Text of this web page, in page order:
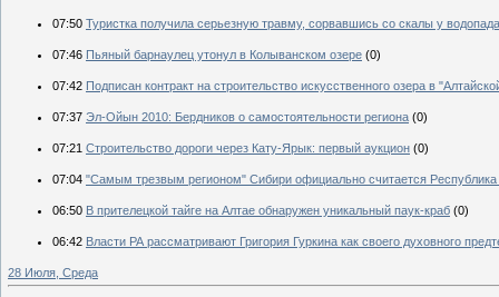
07:50 Туристка получила серьезную травму, сорвавшись со скалы у
07:46 Пьяный барнаулец утонул в Колыванском озере (0)
07:42 Подписан контракт на строительство искусственного озера в
07:37 Эл-Ойын 2010: Бердников о самостоятельности региона (0)
07:21 Строительство дороги через Кату-Ярык: первый аукцион (0)
07:04 "Самым трезвым регионом" Сибири официально считается Республика
06:50 В прителецкой тайге на Алтае обнаружен уникальный паук-краб (0)
06:42 Власти РА рассматривают Григория Гуркина как своего духовного
28 Июля, Среда